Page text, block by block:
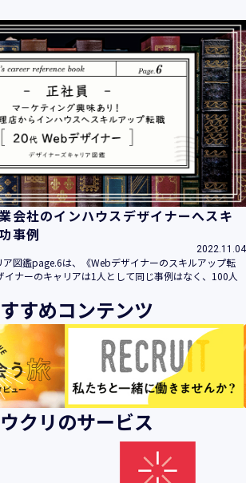
会社のインハウスデザイナーへスキ
事例
2022.11.04
図鑑page.6は、《Webデザイナーのスキルアップ転
イナーのキャリアは1人として同じ事例はなく、100人
すめコンテンツ
クリのサービス